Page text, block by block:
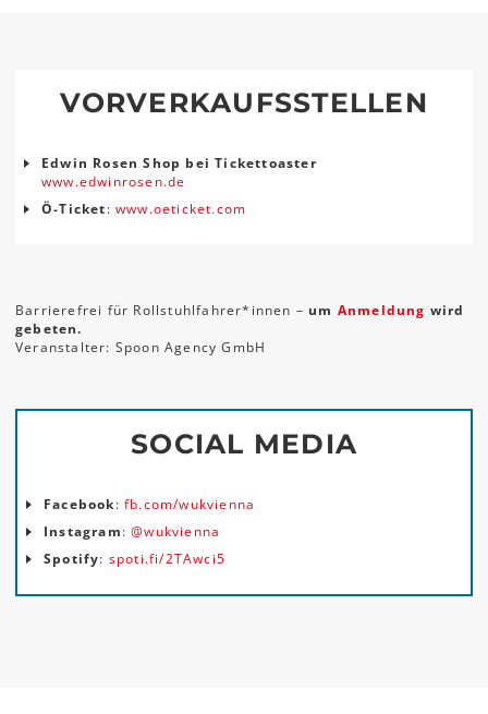
VORVERKAUFSSTELLEN
Edwin Rosen Shop bei Tickettoaster
www.edwinrosen.de
Ö-Ticket:www.oeticket.com
Barrierefrei für Rollstuhlfahrer*innen – um Anmeldung wird
gebeten.
Veranstalter: Spoon Agency GmbH
SOCIAL MEDIA
Facebook:fb.com/wukvienna
Instagram:@wukvienna
Spotify: spoti.fi/2TAwci5